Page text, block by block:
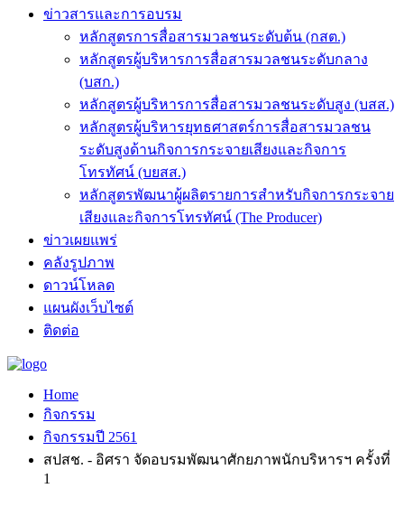
ข่าวสารและการอบรม
หลักสูตรการสื่อสารมวลชนระดับต้น (กสต.)
หลักสูตรผู้บริหารการสื่อสารมวลชนระดับกลาง
(บสก.)
หลักสูตรผู้บริหารการสื่อสารมวลชนระดับสูง (บสส.)
หลักสูตรผู้บริหารยุทธศาสตร์การสื่อสารมวลชน
ระดับสูงด้านกิจการกระจายเสียงและกิจการ
โทรทัศน์ (บยสส.)
หลักสูตรพัฒนาผู้ผลิตรายการสำหรับกิจการกระจาย
เสียงและกิจการโทรทัศน์ (The Producer)
ข่าวเผยแพร่
คลังรูปภาพ
ดาวน์โหลด
แผนผังเว็บไซต์
ติดต่อ
Home
กิจกรรม
กิจกรรมปี 2561
สปสช. - อิศรา จัดอบรมพัฒนาศักยภาพนักบริหารฯ ครั้งที่
1